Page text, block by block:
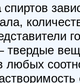
спиртов
любых